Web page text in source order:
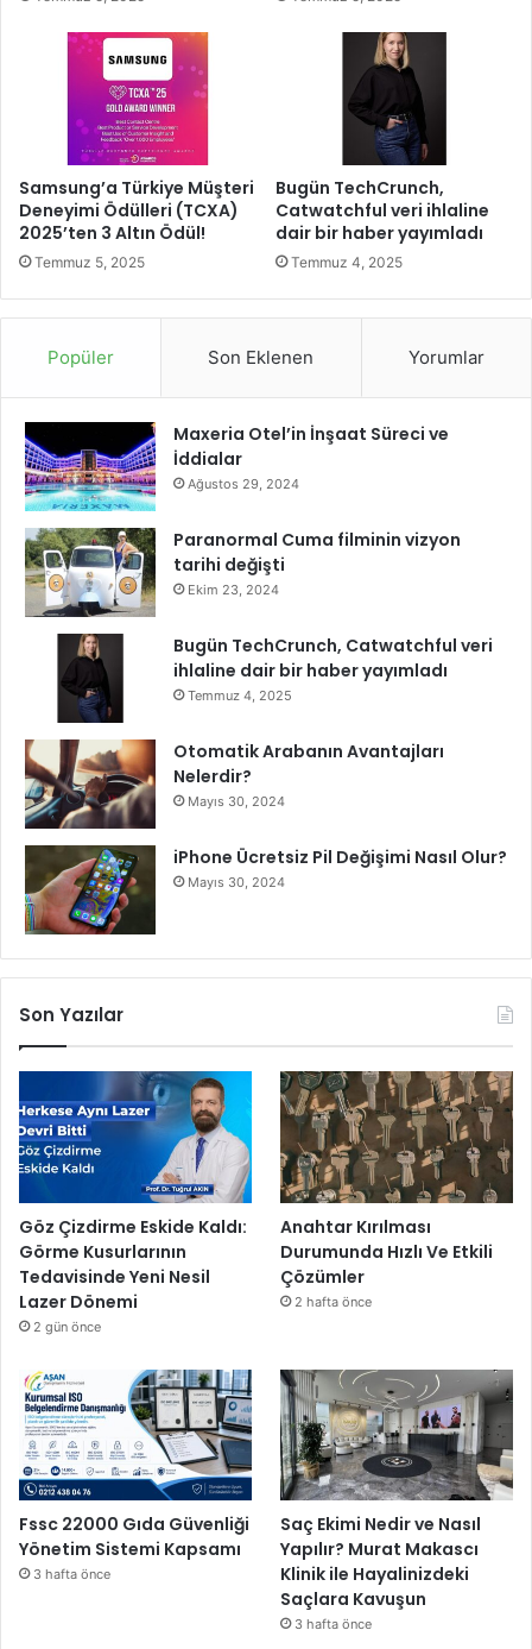
l
e
n
d
i
u
l
a
r
n
ş
a
d
Samsung’a Türkiye Müşteri
Deneyimi Ödülleri (TCXA)
2025’ten 3 Altın Ödül!
Temmuz 5, 2025
Bugün TechCrunch,
Catwatchful veri ihlaline
dair bir haber yayımladı
Temmuz 4, 2025
Popüler Son Eklenen Yorumlar
Maxeria Otel’in İnşaat Süreci ve
İddialar
Ağustos 29, 2024
Paranormal Cuma filminin vizyon
tarihi değişti
Ekim 23, 2024
Bugün TechCrunch, Catwatchful veri
ihlaline dair bir haber yayımladı
Temmuz 4, 2025
Otomatik Arabanın Avantajları
Nelerdir?
Mayıs 30, 2024
iPhone Ücretsiz Pil Değişimi Nasıl Olur?
Mayıs 30, 2024
Son Yazılar
Göz Çizdirme Eskide Kaldı:
Görme Kusurlarının
Tedavisinde Yeni Nesil
Lazer Dönemi
2 gün önce
Anahtar Kırılması
Durumunda Hızlı Ve Etkili
Çözümler
2 hafta önce
Fssc 22000 Gıda Güvenliği
Yönetim Sistemi Kapsamı
3 hafta önce
Saç Ekimi Nedir ve Nasıl
Yapılır? Murat Makascı
Klinik ile Hayalinizdeki
Saçlara Kavuşun
3 hafta önce